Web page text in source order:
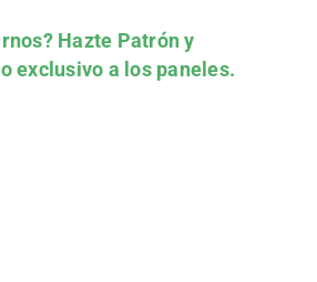
Hazte Patróny
exclusivo a los paneles.